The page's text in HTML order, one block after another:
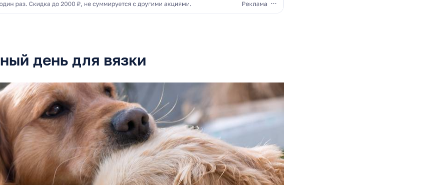
день для вязки